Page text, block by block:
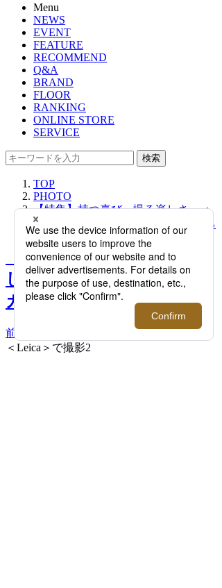
Menu
NEWS
EVENT
FEATURE
RECOMMEND
Q&A
BRAND
FLOOR
RANKING
ONLINE STORE
SERVICE
検索
TOP
PHOTO
【特集】持つ喜び、撮る楽しさ。＜
Leica/ライカ＞のカメラの魅力に迫る
【特集】持つ喜び、撮る楽
しさ。＜Leica/ライカ＞の
カメラの魅力に迫る >>
前へ
＜Leica＞で撮影2